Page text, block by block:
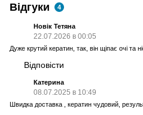
Відгуки 4
Новік Тетяна
22.07.2026 в 00:05
Дуже крутий кератин, так, він щіпає очі та
Відповісти
Катерина
08.07.2025 в 10:49
Швидка доставка , кератин чудовий,